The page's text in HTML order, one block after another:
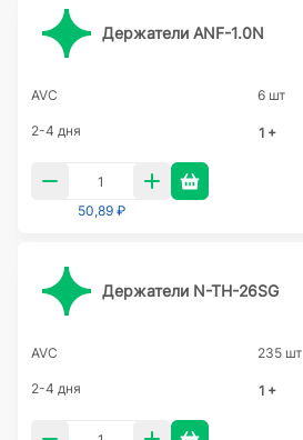
Держатели ANF-1.0N
AVC 6 шт
2-4 дня 1 +
50,89 ₽
Держатели N-TH-26SG
AVC 235 шт
2-4 дня 1 +